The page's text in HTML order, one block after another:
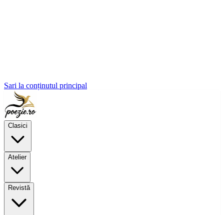
Sari la conținutul principal
Clasici
Atelier
Revistă